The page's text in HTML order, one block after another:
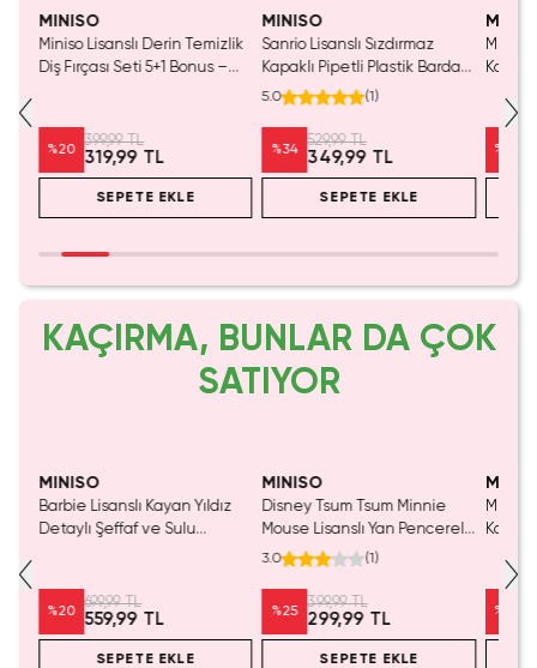
MINISO
Miniso Lisanslı Derin Temizlik
Diş Fırçası Seti 5+1 Bonus –
%20
399,99 TL
319,99 TL
SEPETE EKLE
MINISO
Sanrio Lisanslı Sızdırmaz
Kapaklı Pipetli Plastik Bardak
Cinnamoroll 535 ml
5.0 (1)
%34
529,99 TL
349,99 TL
SEPETE EKLE
Miniso
Kolej
%
KAÇIRMA, BUNLAR DA ÇOK
SATIYOR
MINISO
Barbie Lisanslı Kayan Yıldız
Detaylı Şeffaf ve Sulu
%20
699,99 TL
559,99 TL
SEPETE EKLE
MINISO
Disney Tsum Tsum Minnie
Mouse Lisanslı Yan Pencereli
Mini Saklama Kutusu –
3.0 (1)
%25
399,99 TL
299,99 TL
SEPETE EKLE
Miniso
%